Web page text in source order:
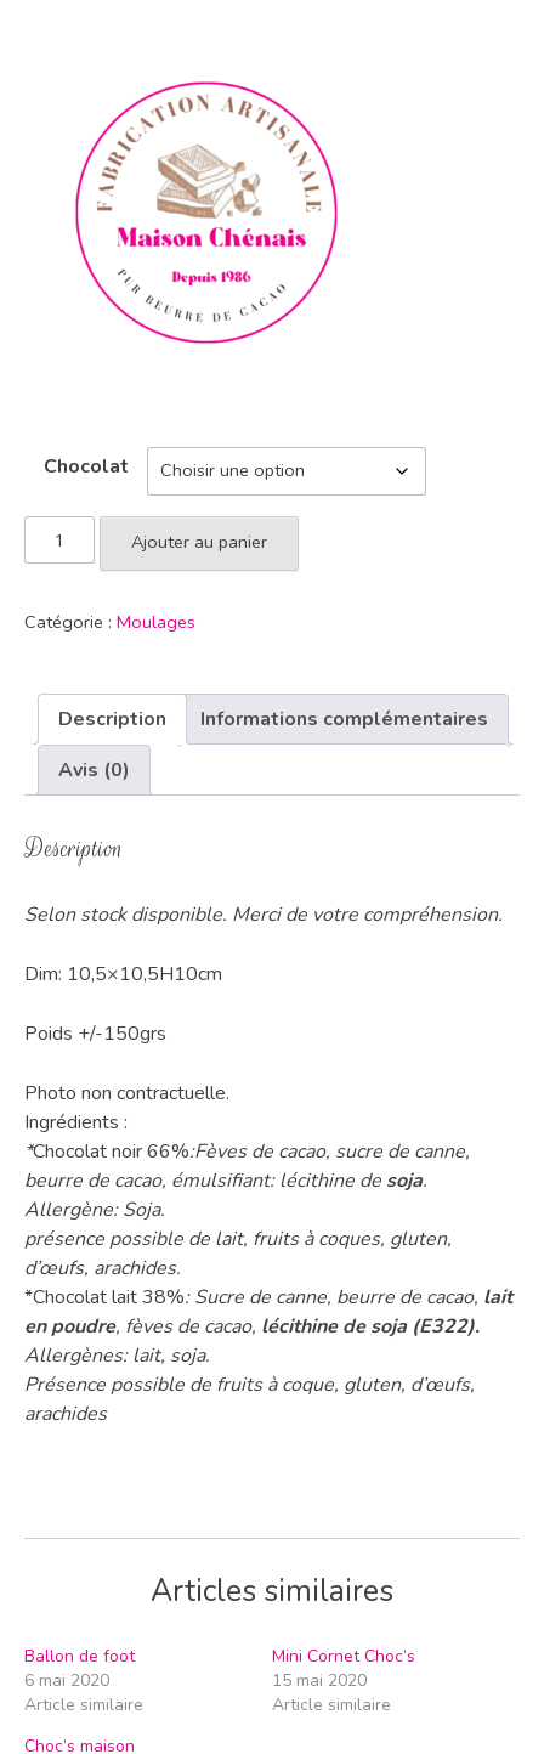
Chocolat
Ajouter au panier
Catégorie : Moulages
Description
Informations complémentaires
Avis (0)
Description
Selon stock disponible. Merci de votre compréhension.
Dim: 10,5×10,5H10cm
Poids +/-150grs
Photo non contractuelle.
Ingrédients :
*Chocolat noir 66%:Fèves de cacao, sucre de canne,
beurre de cacao, émulsifiant: lécithine de soja.
Allergène: Soja.
présence possible de lait, fruits à coques, gluten,
d’œufs, arachides.
*Chocolat lait 38%: Sucre de canne, beurre de cacao, lait
en poudre, fèves de cacao, lécithine de soja (E322).
Allergènes: lait, soja.
Présence possible de fruits à coque, gluten, d’œufs,
arachides
Articles similaires
Ballon de foot
6 mai 2020
Article similaire
Mini Cornet Choc’s
15 mai 2020
Article similaire
Choc’s maison